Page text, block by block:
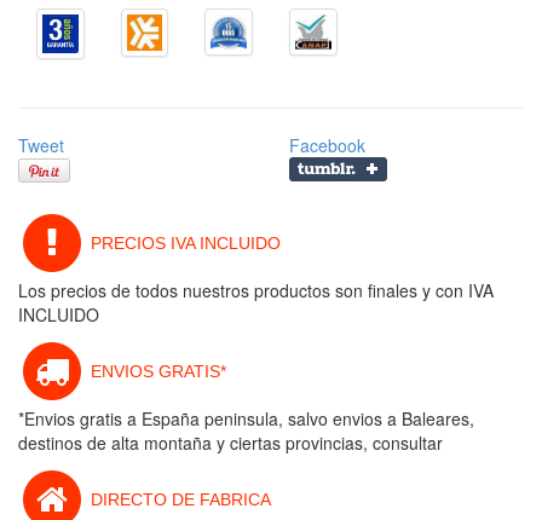
Tweet Facebook
PRECIOS IVA INCLUIDO
Los precios de todos nuestros productos son finales y con IVA
INCLUIDO
ENVIOS GRATIS*
*Envios gratis a España peninsula, salvo envios a Baleares,
destinos de alta montaña y ciertas provincias, consultar
DIRECTO DE FABRICA